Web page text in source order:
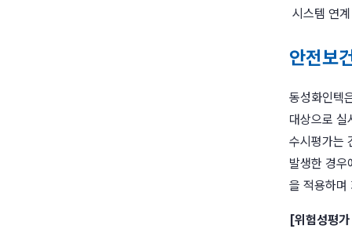
시스템 연
안전보
동성화인텍
대상으로 실
수시평가는
발생한 경
을 적용하며
[위험성평